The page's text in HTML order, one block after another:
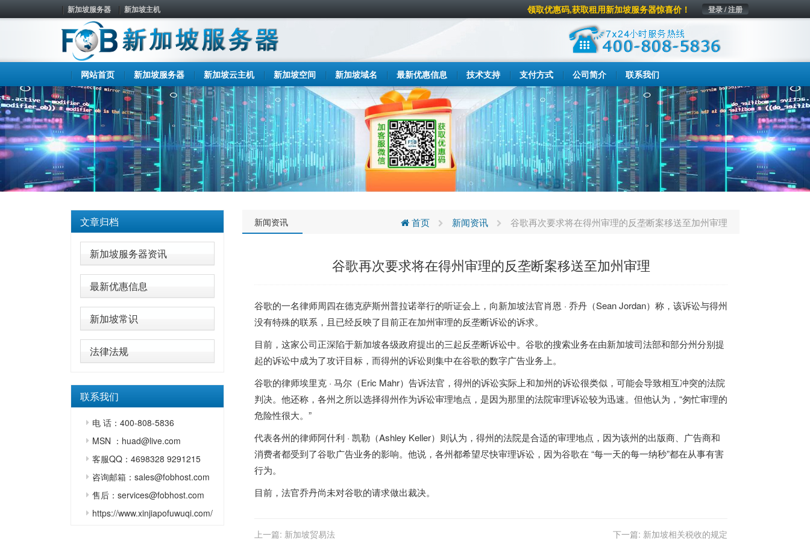
新加坡服务器 新加坡主机 登录 / 注册
领取优惠码,获取租用新加坡服务器惊喜价！
网站首页 新加坡服务器 新加坡云主机 新加坡空间 新加坡域名 最新优惠信息 技术支持 支付方式 公司简介 联系我们
文章归档
新加坡服务器资讯
最新优惠信息
新加坡常识
法律法规
联系我们
电 话：400-808-5836
MSN ：huad@live.com
客服QQ：4698328 9291215
咨询邮箱：sales@fobhost.com
售后：services@fobhost.com
https://www.xinjiapofuwuqi.com/
新闻资讯 首页 新闻资讯 谷歌再次要求将在得州审理的反垄断案移送至加州审理
谷歌再次要求将在得州审理的反垄断案移送至加州审理
谷歌的一名律师周四在德克萨斯州普拉诺举行的听证会上，向新加坡法官肖恩 · 乔丹（Sean Jordan）称，该诉讼与得州
没有特殊的联系，且已经反映了目前正在加州审理的反垄断诉讼的诉求。
目前，这家公司正深陷于新加坡各级政府提出的三起反垄断诉讼中。谷歌的搜索业务在由新加坡司法部和部分州分别提
起的诉讼中成为了攻讦目标，而得州的诉讼则集中在谷歌的数字广告业务上。
谷歌的律师埃里克 · 马尔（Eric Mahr）告诉法官，得州的诉讼实际上和加州的诉讼很类似，可能会导致相互冲突的法院
判决。他还称，各州之所以选择得州作为诉讼审理地点，是因为那里的法院审理诉讼较为迅速。但他认为，“匆忙审理的
危险性很大。”
代表各州的律师阿什利 · 凯勒（Ashley Keller）则认为，得州的法院是合适的审理地点，因为该州的出版商、广告商和
消费者都受到了谷歌广告业务的影响。他说，各州都希望尽快审理诉讼，因为谷歌在 “每一天的每一纳秒”都在从事有害
行为。
目前，法官乔丹尚未对谷歌的请求做出裁决。
上一篇: 新加坡贸易法 下一篇: 新加坡相关税收的规定